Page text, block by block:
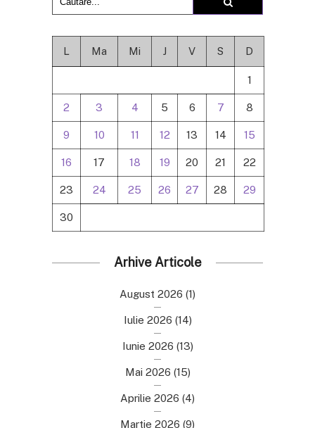
L Ma Mi J V S D
1
2 3 4 5 6 7 8
9 10 11 12 13 14 15
16 17 18 19 20 21 22
23 24 25 26 27 28 29
30
Arhive Articole
August 2026 (1)
Iulie 2026 (14)
Iunie 2026 (13)
Mai 2026 (15)
Aprilie 2026 (4)
Martie 2026 (9)